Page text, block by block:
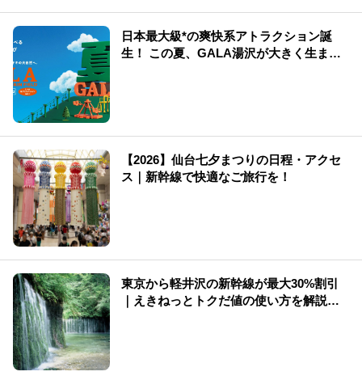
日本最大級*の爽快系アトラクション誕
生！ この夏、GALA湯沢が大きく生まれ
【2026】仙台七夕まつりの日程・アクセ
ス｜新幹線で快適なご旅行を！
東京から軽井沢の新幹線が最大30%割引
｜えきねっとトクだ値の使い方を解説